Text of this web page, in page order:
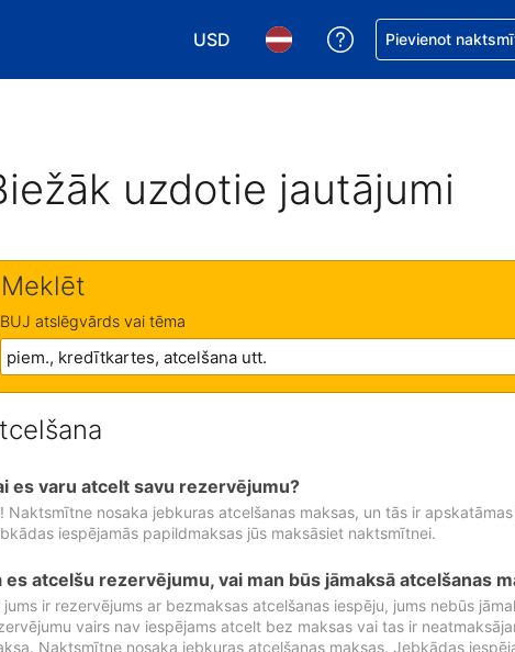
USD
Izvēlēties valūtu. Jūsu pašreizējā
Izvēlēties valodu. Jūsu
Saņemiet
Pievienot
uzdotie jautājumi
Meklēt
BUJ atslēgvārds vai tēma
es varu atcelt savu rezervējumu?
Naktsmītne nosaka jebkuras atcelšanas maksas, un tās ir
iespējamās papildmaksas jūs maksāsiet naktsmītnei.
es atcelšu rezervējumu, vai man būs jāmaksā atcelšanas
jums ir rezervējums ar bezmaksas atcelšanas iespēju, jums nebūs
vairs nav iespējams atcelt bez maksas vai tas ir
Naktsmītne nosaka jebkuras atcelšanas maksas. Jebkādas